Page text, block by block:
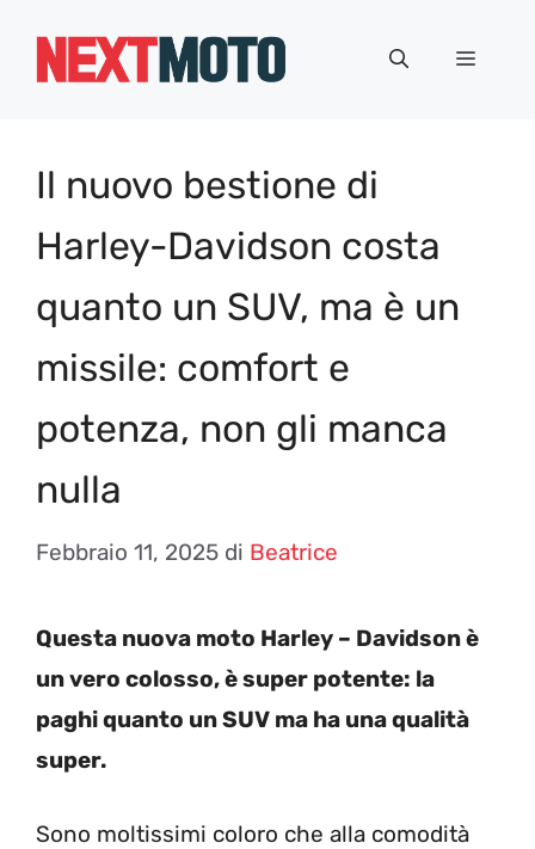
Menu
Il nuovo bestione di
Harley-Davidson costa
quanto un SUV, ma è un
missile: comfort e
potenza, non gli manca
nulla
Febbraio 11, 2025 di Beatrice
Questa nuova moto Harley – Davidson è
un vero colosso, è super potente: la
paghi quanto un SUV ma ha una qualità
super.
Sono moltissimi coloro che alla comodità